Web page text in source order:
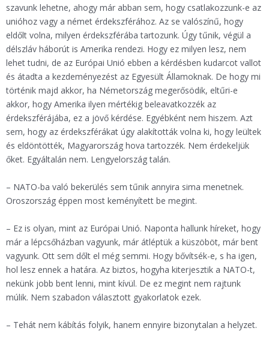
szavunk lehetne, ahogy már abban sem, hogy csatlakozzunk-e az
unióhoz vagy a német érdekszférához. Az se valószínű, hogy
eldőlt volna, milyen érdekszférába tartozunk. Úgy tűnik, végül a
délszláv háborút is Amerika rendezi. Hogy ez milyen lesz, nem
lehet tudni, de az Európai Unió ebben a kérdésben kudarcot vallot
és átadta a kezdeményezést az Egyesült Államoknak. De hogy mi
történik majd akkor, ha Németország megerősödik, eltűri-e
akkor, hogy Amerika ilyen mértékig beleavatkozzék az
érdekszférájába, ez a jövő kérdése. Egyébként nem hiszem. Azt
sem, hogy az érdekszférákat úgy alakították volna ki, hogy leültek
és eldöntötték, Magyarország hova tartozzék. Nem érdekeljük
őket. Egyáltalán nem. Lengyelország talán.
– NATO-ba való bekerülés sem tűnik annyira sima menetnek.
Oroszország éppen most keményített be megint.
– Ez is olyan, mint az Európai Unió. Naponta hallunk híreket, hogy
már a lépcsőházban vagyunk, már átléptük a küszöböt, már bent
vagyunk. Ott sem dőlt el még semmi. Hogy bővítsék-e, s ha igen,
hol lesz ennek a határa. Az biztos, hogyha kiterjesztik a NATO-t,
nekünk jobb bent lenni, mint kívül. De ez megint nem rajtunk
múlik. Nem szabadon választott gyakorlatok ezek.
– Tehát nem kábítás folyik, hanem ennyire bizonytalan a helyzet.